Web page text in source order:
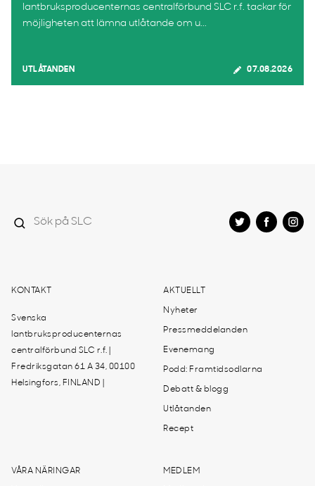
lantbruksproducenternas centralförbund SLC r.f. tackar för
möjligheten att lämna utlåtande om u...
UTLÅTANDEN 07.08.2026
KONTAKT
Svenska
lantbruksproducenternas
centralförbund SLC r.f. |
Fredriksgatan 61 A 34, 00100
Helsingfors, FINLAND |
AKTUELLT
Nyheter
Pressmeddelanden
Evenemang
Podd: Framtidsodlarna
Debatt & blogg
Utlåtanden
Recept
VÅRA NÄRINGAR MEDLEM